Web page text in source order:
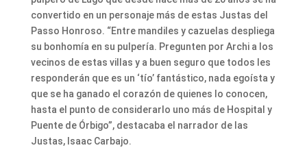
convertido en un personaje más de estas Justas del
Passo Honroso. “Entre mandiles y cazuelas despliega
su bonhomía en su pulpería. Pregunten por Archi a los
vecinos de estas villas y a buen seguro que todos les
responderán que es un ‘tío’ fantástico, nada egoísta y
que se ha ganado el corazón de quienes lo conocen,
hasta el punto de considerarlo uno más de Hospital y
Puente de Órbigo”, destacaba el narrador de las
Justas, Isaac Carbajo.